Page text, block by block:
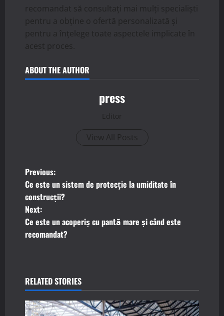
recomandat să consultați mai mulți specialiști
pentru a obține o ofertă personalizată și
pentru a înțelege toate aspectele implicate în
acest proces.
ABOUT THE AUTHOR
press
Editor
View All Posts
P
o
s
t
a
v
Previous:
Ce este un sistem de protecție la umiditate în
construcții?
Next:
Ce este un acoperiș cu pantă mare și când este
recomandat?
RELATED STORIES